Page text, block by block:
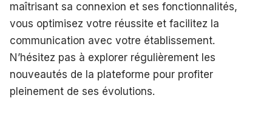
maîtrisant sa connexion et ses fonctionnalités,
vous optimisez votre réussite et facilitez la
communication avec votre établissement.
N’hésitez pas à explorer régulièrement les
nouveautés de la plateforme pour profiter
pleinement de ses évolutions.